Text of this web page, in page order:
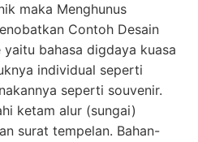
maka Menghunus
Contoh Desain
yaitu bahasa digdaya kuasa
individual seperti
seperti souvenir.
ketam alur (sungai)
surat tempelan. Bahan-